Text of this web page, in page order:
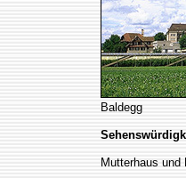
Baldegg
Mutterhaus